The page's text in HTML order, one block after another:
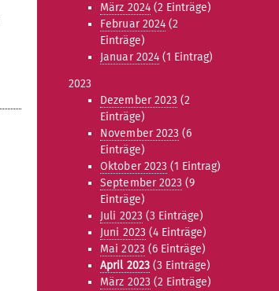
März 2024(2 Einträge)
Februar 2024 (2
Einträge)
Januar 2024 (1 Eintrag)
2023
Dezember 2023 (2
Einträge)
November 2023 (6
Einträge)
Oktober 2023 (1 Eintrag)
September 2023 (9
Einträge)
Juli 2023 (3 Einträge)
Juni 2023 (4 Einträge)
Mai 2023 (6 Einträge)
April 2023 (3 Einträge)
März 2023 (2 Einträge)